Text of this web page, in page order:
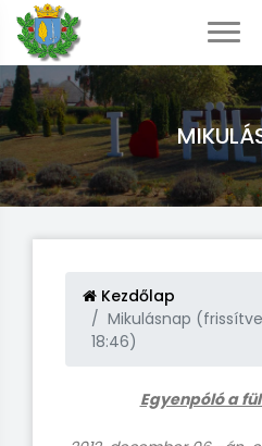
Kezdőlap
Mikulásnap
18:46)
Egyenpóló a